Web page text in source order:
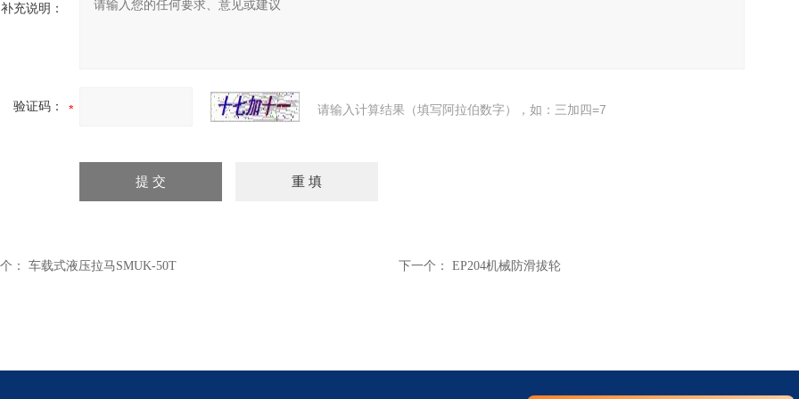
补充说明：
验证码： 请输入计算结果（填写阿拉伯数字），如：三加四=7
： 车载式液压拉马SMUK-50T 下一个： EP204机械防滑拔轮